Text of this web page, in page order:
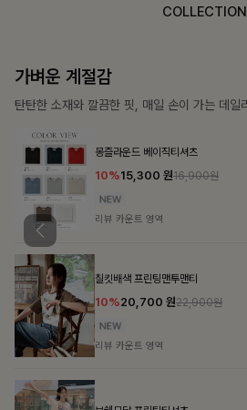
COLLECTION
가장 쉬운 코디
특별한 날부터 일상까지 함께하는 룩
57,600
밴스트라이프 스트링원피스
25%35,100 원46,800원
리뷰 카운트 영역